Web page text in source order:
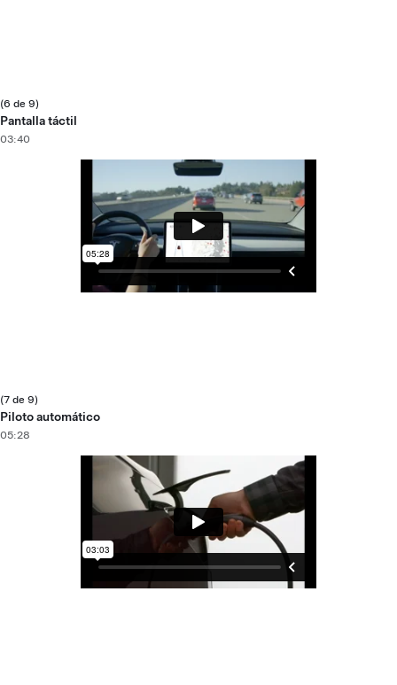
(6 de 9)
Pantalla táctil
03:40
(7 de 9)
Piloto automático
05:28